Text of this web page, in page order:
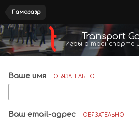
Гамазавр
Transport
Игры о транспорте
Ваше имя ОБЯЗАТЕЛЬНО
Ваш email-адрес ОБЯЗАТЕЛЬНО